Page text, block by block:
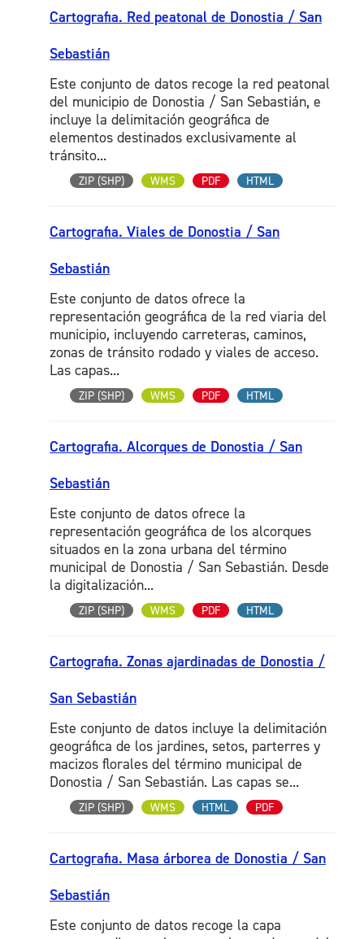
Cartografia. Red peatonal de Donostia / San
Sebastián
Este conjunto de datos recoge la red peatonal
del municipio de Donostia / San Sebastián, e
incluye la delimitación geográfica de
elementos destinados exclusivamente al
tránsito...
ZIP (SHP) WMS PDF HTML
Cartografia. Viales de Donostia / San
Sebastián
Este conjunto de datos ofrece la
representación geográfica de la red viaria del
municipio, incluyendo carreteras, caminos,
zonas de tránsito rodado y viales de acceso.
Las capas...
ZIP (SHP) WMS PDF HTML
Cartografia. Alcorques de Donostia / San
Sebastián
Este conjunto de datos ofrece la
representación geográfica de los alcorques
situados en la zona urbana del término
municipal de Donostia / San Sebastián. Desde
la digitalización...
ZIP (SHP) WMS PDF HTML
Cartografia. Zonas ajardinadas de Donostia /
San Sebastián
Este conjunto de datos incluye la delimitación
geográfica de los jardines, setos, parterres y
macizos florales del término municipal de
Donostia / San Sebastián. Las capas se...
ZIP (SHP) WMS HTML PDF
Cartografia. Masa árborea de Donostia / San
Sebastián
Este conjunto de datos recoge la capa